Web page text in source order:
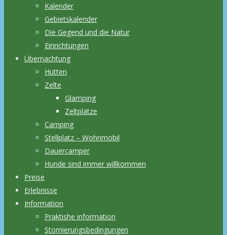
Kalender
Gebietskalender
Die Gegend und die Natur
Einrichtungen
Übernachtung
Hütten
Zelte
Glamping
Zeltplätze
Camping
Stellplatz – Wohnmobil
Dauercamper
Hunde sind immer willkommen
Preise
Erlebnisse
Information
Praktishe information
Stornierungsbedingungen